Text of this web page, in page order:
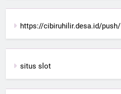
https://cibiruhilir.desa.id/push/
situs slot